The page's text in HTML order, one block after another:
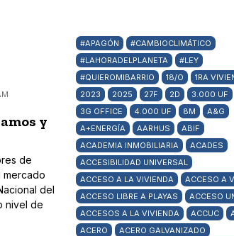
y
de
mercado
del
nivel de
#APAGÓN
#CAMBIOCLIMÁTICO
#LAHORADELPLANETA
#LEY
#QUIEROMIBARRIO
18/O
1RA
2023
2025 27F 2D 3.000 UF
3G OFFICE
4.000 UF 8M
A&G
A+ENERGÍA
AARHUS
ABIF
ACADEMIA INMOBILIARIA
ACADES
ACCESIBILIDAD UNIVERSAL
ACCESO A LA VIVIENDA
ACCESO A
ACCESO LIBRE A PLAYAS
ACCESO
ACCESOS A LA VIVIENDA
ACCUC
ACERO
ACERO GALVANIZADO